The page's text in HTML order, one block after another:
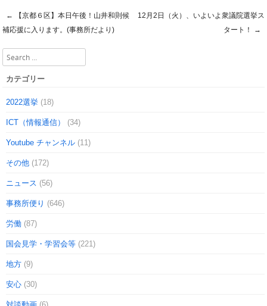
Post navigation
←
【京都６区】本日午後！山井和則候
補応援に入ります。(事務所だより)
12月2日（火）、いよいよ衆議院選挙ス
タート！
→
Search
カテゴリー
2022選挙 (18)
ICT（情報通信） (34)
Youtube チャンネル (11)
その他 (172)
ニュース (56)
事務所便り (646)
労働 (87)
国会見学・学習会等 (221)
地方 (9)
安心 (30)